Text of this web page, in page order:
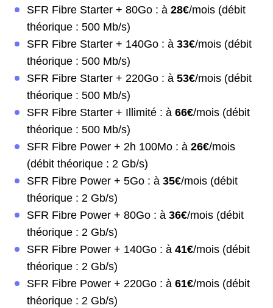
SFR Fibre Starter + 80Go : à 28€/mois (débit
théorique : 500 Mb/s)
SFR Fibre Starter + 140Go : à 33€/mois (débit
théorique : 500 Mb/s)
SFR Fibre Starter + 220Go : à 53€/mois (débit
théorique : 500 Mb/s)
SFR Fibre Starter + Illimité : à 66€/mois (débit
théorique : 500 Mb/s)
SFR Fibre Power + 2h 100Mo : à 26€/mois
(débit théorique : 2 Gb/s)
SFR Fibre Power + 5Go : à 35€/mois (débit
théorique : 2 Gb/s)
SFR Fibre Power + 80Go : à 36€/mois (débit
théorique : 2 Gb/s)
SFR Fibre Power + 140Go : à 41€/mois (débit
théorique : 2 Gb/s)
SFR Fibre Power + 220Go : à 61€/mois (débit
théorique : 2 Gb/s)